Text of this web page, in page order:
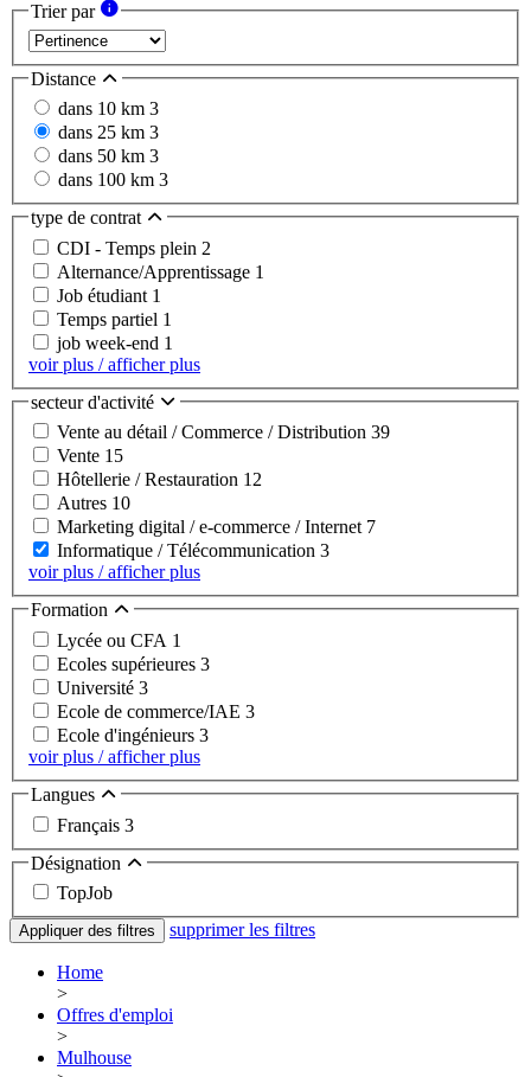
Trier par
Distance
dans 10 km 3
dans 25 km 3
dans 50 km 3
dans 100 km 3
type de contrat
CDI - Temps plein 2
Alternance/Apprentissage 1
Job étudiant 1
Temps partiel 1
job week-end 1
voir plus / afficher plus
secteur d'activité
Vente au détail / Commerce / Distribution 39
Vente 15
Hôtellerie / Restauration 12
Autres 10
Marketing digital / e-commerce / Internet 7
Informatique / Télécommunication 3
voir plus / afficher plus
Formation
Lycée ou CFA 1
Ecoles supérieures 3
Université 3
Ecole de commerce/IAE 3
Ecole d'ingénieurs 3
voir plus / afficher plus
Langues
Français 3
Désignation
TopJob
Appliquer des filtres supprimer les filtres
Home
>
Offres d'emploi
>
Mulhouse